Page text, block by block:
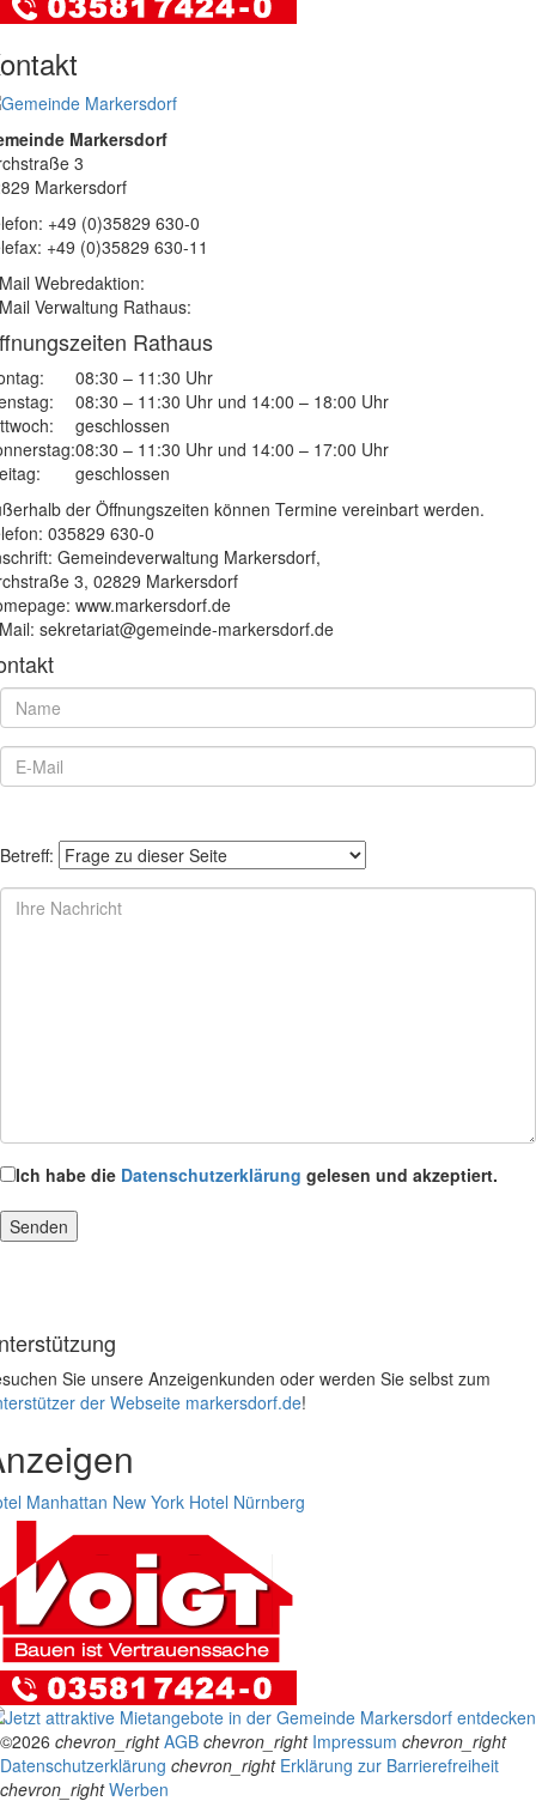
Markersdorf
3
Markersdorf
+49 (0)35829 630-0
+49 (0)35829 630-11
Webredaktion:
Verwaltung Rathaus:
Rathaus
08:30 – 11:30 Uhr
08:30 – 11:30 Uhr und 14:00 – 18:00 Uhr
geschlossen
08:30 – 11:30 Uhr und 14:00 – 17:00 Uhr
geschlossen
der Öffnungszeiten können Termine vereinbart werden.
035829 630-0
Gemeindeverwaltung Markersdorf,
3, 02829 Markersdorf
www.markersdorf.de
sekretariat@gemeinde-markersdorf.de
Betreff:
Ich habe die Datenschutzerklärung gelesen und akzeptiert.
Sie unsere Anzeigenkunden oder werden Sie selbst zum
der Webseite markersdorf.de!
Manhattan New York Hotel Nürnberg
©2026 chevron_right AGB chevron_right Impressum chevron_right
Datenschutzerklärung chevron_right Erklärung zur Barrierefreiheit
chevron_right Werben